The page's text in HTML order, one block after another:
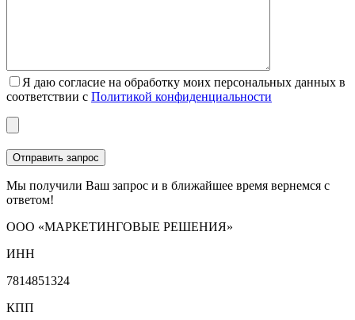
Я даю согласие на обработку моих персональных данных в
соответствии с Политикой конфиденциальности
Мы получили Ваш запрос и в ближайшее время вернемся с
ответом!
ООО «МАРКЕТИНГОВЫЕ РЕШЕНИЯ»
ИНН
7814851324
КПП